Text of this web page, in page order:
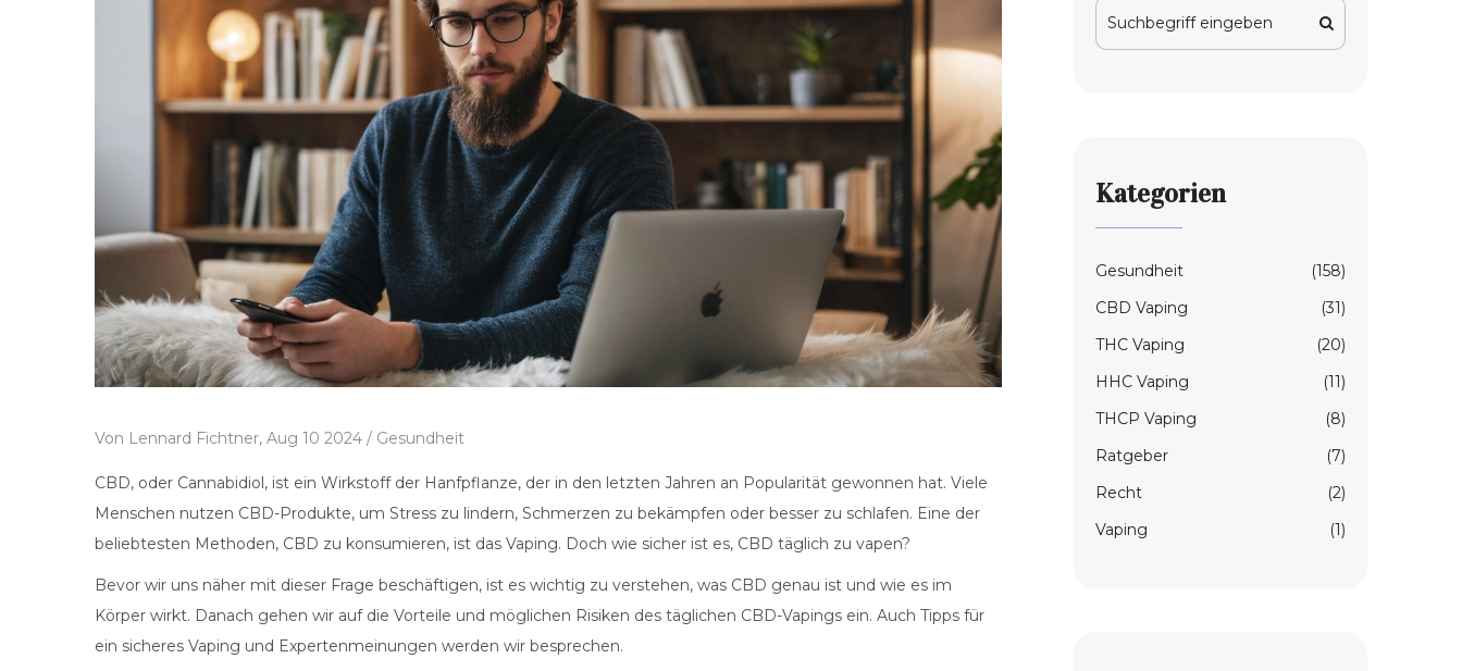
Von Lennard Fichtner, Aug 10 2024 / Gesundheit
CBD, oder Cannabidiol, ist ein Wirkstoff der Hanfpflanze, der in den letzten Jahren an Popularität gewonnen hat. Viele
Menschen nutzen CBD-Produkte, um Stress zu lindern, Schmerzen zu bekämpfen oder besser zu schlafen. Eine der
beliebtesten Methoden, CBD zu konsumieren, ist das Vaping. Doch wie sicher ist es, CBD täglich zu vapen?
Bevor wir uns näher mit dieser Frage beschäftigen, ist es wichtig zu verstehen, was CBD genau ist und wie es im
Körper wirkt. Danach gehen wir auf die Vorteile und möglichen Risiken des täglichen CBD-Vapings ein. Auch Tipps für
ein sicheres Vaping und Expertenmeinungen werden wir besprechen.
Kategorien
Gesundheit
(158)
CBD Vaping
(31)
THC Vaping
(20)
HHC Vaping
(11)
THCP Vaping
(8)
Ratgeber
(7)
Recht
(2)
Vaping
(1)